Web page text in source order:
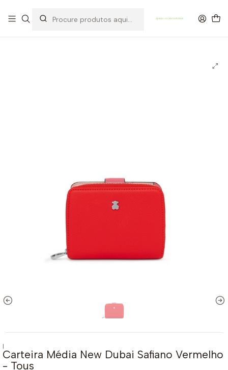
OFERTA DE PORTES DE ENVIO em compras para Portugal superiores a
80€ de artigos sem promoção
|
Carteira Média New Dubai Safiano Vermelho
- Tous